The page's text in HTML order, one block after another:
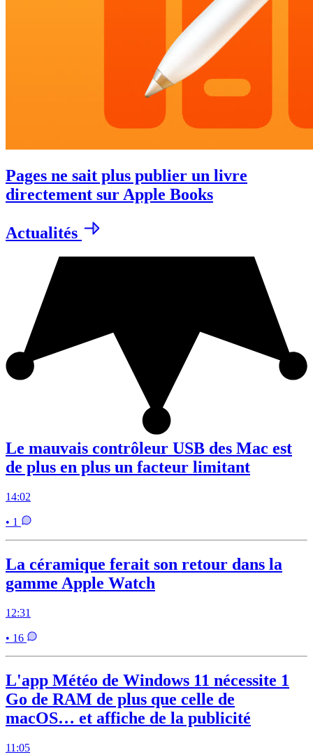
Pages ne sait plus publier un livre
directement sur Apple Books
Actualités
Le mauvais contrôleur USB des Mac est
de plus en plus un facteur limitant
14:02
• 1
La céramique ferait son retour dans la
gamme Apple Watch
12:31
• 16
L'app Météo de Windows 11 nécessite 1
Go de RAM de plus que celle de
macOS… et affiche de la publicité
11:05